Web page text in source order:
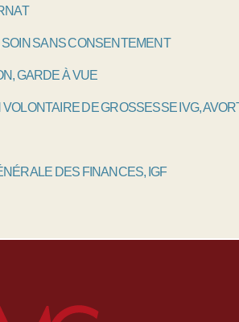
SANS CONSENTEMENT
GARDE À VUE
DE GROSSESSE IVG,
DES FINANCES, IGF